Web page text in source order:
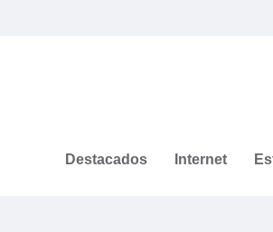
Destacados Internet